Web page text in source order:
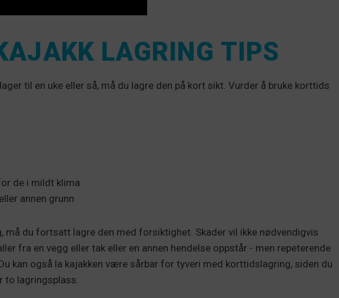
LAGRING TIPS
til en uke eller så, må du lagre den på kort sikt. Vurder å bruke korttids
de i mildt klima
annen grunn
må du fortsatt lagre den med forsiktighet. Skader vil ikke nødvendigvis
fra en vegg eller tak eller en annen hendelse oppstår - men repeterende
kan også la kajakken være sårbar for tyveri med korttidslagring, siden du
to lagringsplass.